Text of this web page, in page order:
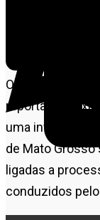
O caso ganhou
reportagem
uma
de Mato Grosso
ligadas a
conduzidos